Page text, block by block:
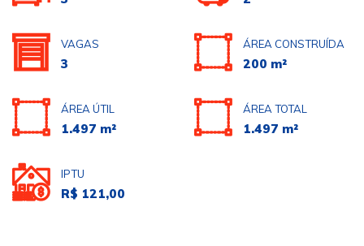
VAGAS
3
ÁREA CONSTRUÍDA
200 m²
ÁREA ÚTIL
1.497 m²
ÁREA TOTAL
1.497 m²
IPTU
R$ 121,00